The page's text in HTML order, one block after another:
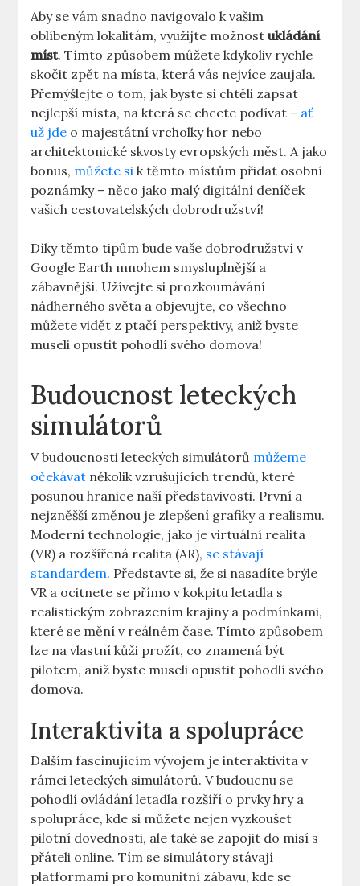
Aby se vám snadno navigovalo k vašim
oblíbeným lokalitám, využijte možnost​ukládání
míst. Tímto způsobem můžete kdykoliv rychle
skočit zpět na místa, která vás nejvíce zaujala.
Přemýšlejte o tom, ‍jak byste si chtěli zapsat‌
nejlepší⁤ místa, ​na ⁢která se chcete podívat ‌– ⁢ ať
už jde ⁤ o majestátní ​vrcholky hor nebo
architektonické skvosty evropských měst. A ‌jako
‌bonus, můžete ⁤si ⁤ k ⁢těmto místům přidat osobní
poznámky – ⁢něco jako malý digitální ​deníček
vašich‍ cestovatelských dobrodružství!
Díky těmto ⁣tipům bude vaše dobrodružství v
Google Earth ⁣mnohem smysluplnější a
zábavnější. Užívejte si ⁢prozkoumávání⁣
nádherného⁣ světa a objevujte, ‍co všechno
můžete vidět z ptačí ​perspektivy, aniž byste
‌museli opustit ​pohodlí svého domova!
Budoucnost leteckých⁤
simulátorů
V budoucnosti leteckých simulátorů můžeme
očekávat několik vzrušujících trendů, které
posunou hranice naší představivosti. ⁤První a
nejzněšší změnou je zlepšení grafiky ⁢a realismu.
Moderní technologie, jako je virtuální‌ realita ​
(VR) a rozšířená realita⁢ (AR), se stávají
standardem. Představte si, ​že si nasadíte ⁤brýle
VR a ocitnete ‍se přímo v ⁣kokpitu letadla s
realistickým zobrazením ⁣krajiny a ⁤podmínkami,
které se mění ⁤v reálném čase. Tímto způsobem
lze na vlastní ⁢kůži⁣ prožít, co znamená být
pilotem, aniž byste museli opustit pohodlí ⁣svého
domova.
Interaktivita a ⁤spolupráce
Dalším fascinujícím ⁤vývojem je interaktivita v
rámci leteckých ‌simulátorů. V budoucnu se
pohodlí ovládání ‍letadla rozšíří o prvky hry a
spolupráce, kde si můžete nejen ⁣vyzkoušet
pilotní dovednosti, ale ‍také se zapojit do ‌misí s
přáteli online.⁢ Tím se simulátory stávají​
platformami pro ⁤komunitní zábavu, kde ⁣se